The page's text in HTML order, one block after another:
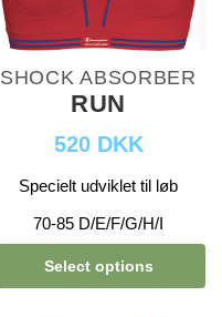
SHOCK ABSORBER
RUN
520 DKK
Specielt udviklet til løb
70-85 D/E/F/G/H/I
Select options